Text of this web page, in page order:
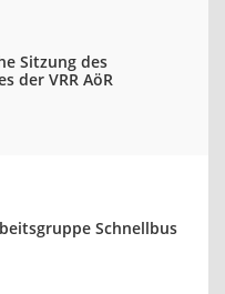
Sitzung des
der VRR AöR
Schnellbus